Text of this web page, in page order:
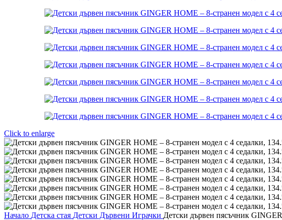
Click to enlarge
Начало Детска стая Детски Дървени Играчки Детски дървен пясъчник